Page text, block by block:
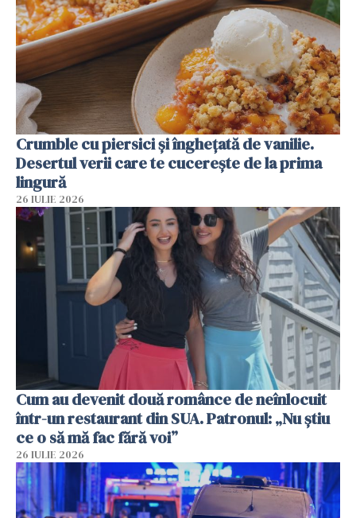
Crumble cu piersici și înghețată de vanilie.
Desertul verii care te cucerește de la prima
lingură
26 IULIE 2026
Cum au devenit două românce de neînlocuit
într-un restaurant din SUA. Patronul: „Nu știu
ce o să mă fac fără voi”
26 IULIE 2026